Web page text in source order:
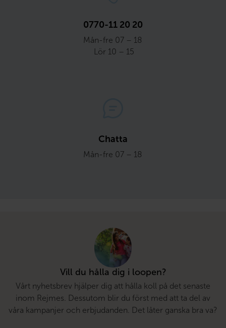
0770-11 20 20
Mån-fre 07 – 18
Lör 10 – 15
Chatta
Mån-fre 07 – 18
Vill du hålla dig i loopen?
Vårt nyhetsbrev hjälper dig att hålla koll på det senaste
inom Rejmes. Dessutom blir du först med att ta del av
våra kampanjer och erbjudanden. Det låter ganska bra va?